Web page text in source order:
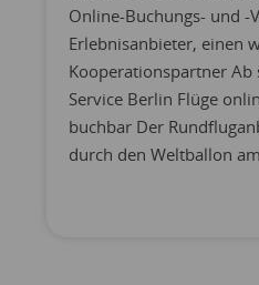
Online-Buchungs- und -
Erlebnisanbieter, einen
Kooperationspartner
Service Berlin Flüge
buchbar Der
durch den Weltballon